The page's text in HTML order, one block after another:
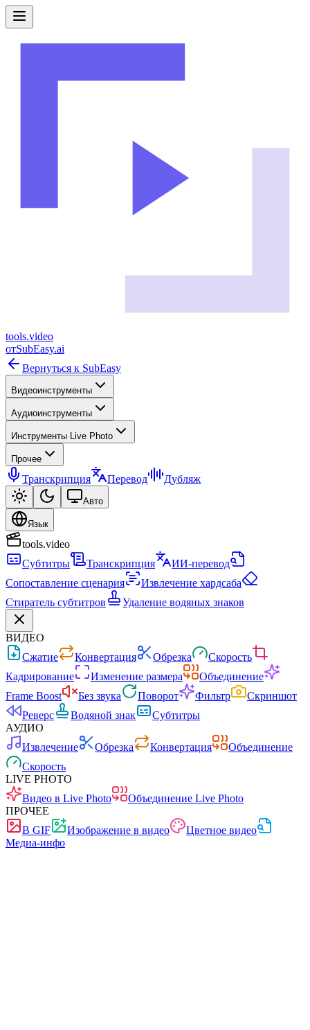
tools.video
отSubEasy.ai
Вернуться к SubEasy
Видеоинструменты
Аудиоинструменты
Инструменты Live Photo
Прочее
Транскрипция Перевод Дубляж
Авто
Язык
tools.video
Субтитры
Транскрипция
ИИ-перевод
Сопоставление сценария
Извлечение хардсаба
Стиратель субтитров
Удаление водяных знаков
ВИДЕО
Сжатие
Конвертация Обрезка
Скорость
Кадрирование
Изменение размера
Объединение
Frame Boost
Без звука Поворот Фильтр
Скриншот
Реверс
Водяной знак
Субтитры
АУДИО
Извлечение
Обрезка Конвертация
Объединение
Скорость
LIVE PHOTO
Видео в Live Photo
Объединение Live Photo
ПРОЧЕЕ
В GIF
Изображение в видео
Цветное видео
Медиа-инфо